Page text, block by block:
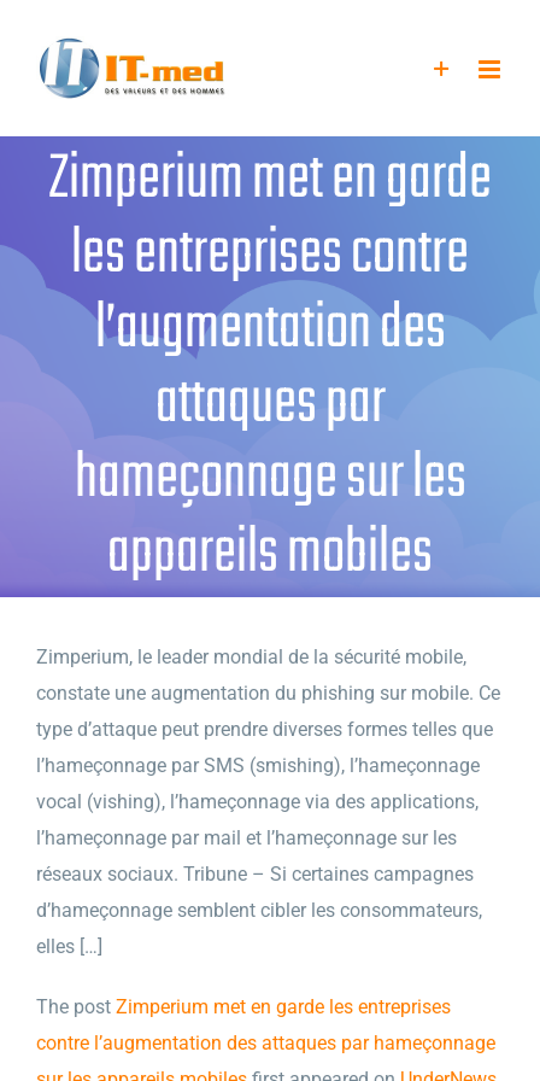
contenu
Zimperium met en garde
les entreprises contre
l’augmentation des
attaques par
hameçonnage sur les
appareils mobiles
Zimperium, le leader mondial de la sécurité mobile,
constate une augmentation du phishing sur mobile. Ce
type d’attaque peut prendre diverses formes telles que
l’hameçonnage par SMS (smishing), l’hameçonnage
vocal (vishing), l’hameçonnage via des applications,
l’hameçonnage par mail et l’hameçonnage sur les
réseaux sociaux. Tribune – Si certaines campagnes
d’hameçonnage semblent cibler les consommateurs,
elles […]
The post Zimperium met en garde les entreprises
contre l’augmentation des attaques par hameçonnage